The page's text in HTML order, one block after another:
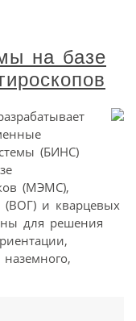
на базе
(БИНС)
(МЭМС),
(ВОГ) и кварцевых
для решения